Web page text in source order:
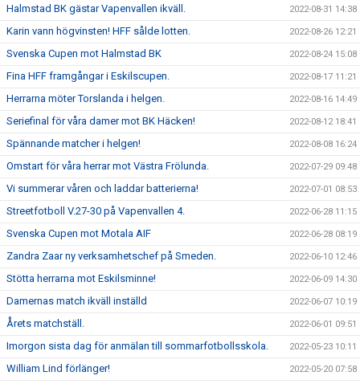
Halmstad BK gästar Vapenvallen ikväll. 2022-08-31 14:38
Karin vann högvinsten! HFF sålde lotten. 2022-08-26 12:21
Svenska Cupen mot Halmstad BK 2022-08-24 15:08
Fina HFF framgångar i Eskilscupen. 2022-08-17 11:21
Herrarna möter Torslanda i helgen. 2022-08-16 14:49
Seriefinal för våra damer mot BK Häcken! 2022-08-12 18:41
Spännande matcher i helgen! 2022-08-08 16:24
Omstart för våra herrar mot Västra Frölunda. 2022-07-29 09:48
Vi summerar våren och laddar batterierna! 2022-07-01 08:53
Streetfotboll V.27-30 på Vapenvallen 4. 2022-06-28 11:15
Svenska Cupen mot Motala AIF 2022-06-28 08:19
Zandra Zaar ny verksamhetschef på Smeden. 2022-06-10 12:46
Stötta herrarna mot Eskilsminne! 2022-06-09 14:30
Damernas match ikväll inställd 2022-06-07 10:19
Årets matchställ. 2022-06-01 09:51
Imorgon sista dag för anmälan till sommarfotbollsskola. 2022-05-23 10:11
William Lind förlänger! 2022-05-20 07:58